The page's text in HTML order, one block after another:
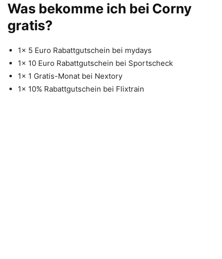
Was bekomme ich bei Corny
gratis?
1x 5 Euro Rabattgutschein bei mydays
1x 10 Euro Rabattgutschein bei Sportscheck
1x 1 Gratis-Monat bei Nextory
1x 10% Rabattgutschein bei Flixtrain